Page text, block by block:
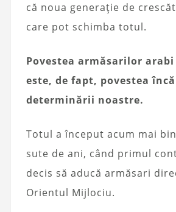
că noua generație de
care pot schimba totul.
Povestea armăsarilor
este, de fapt, povestea
determinării noastre.
Totul a început acum mai
sute de ani, când primul
decis să aducă armăsari
Orientul Mijlociu.